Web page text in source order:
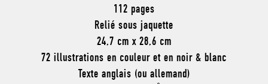
112 pages
Relié sous jaquette
24,7 cm x 28,6 cm
72 illustrations en couleur et en noir & blanc
Texte anglais (ou allemand)